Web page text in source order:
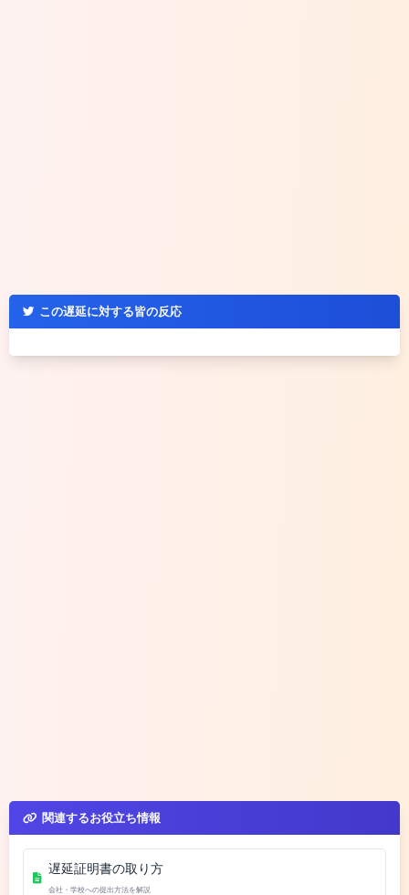
この遅延に対する皆の反応
関連するお役立ち情報
遅延証明書の取り方
会社・学校への提出方法を解説